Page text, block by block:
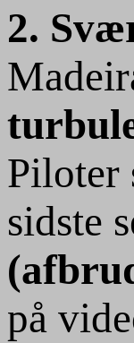
2.
Piloter
sidste
på